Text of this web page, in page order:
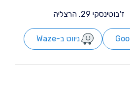
ז'בוטינסקי 29, הרצליה
ניווט ב-Waze